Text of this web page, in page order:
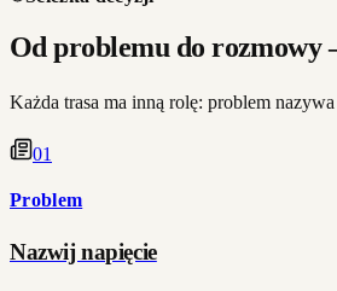
Od problemu do rozmowy
Każda trasa ma inną rolę: problem
01
Problem
Nazwij napięcie